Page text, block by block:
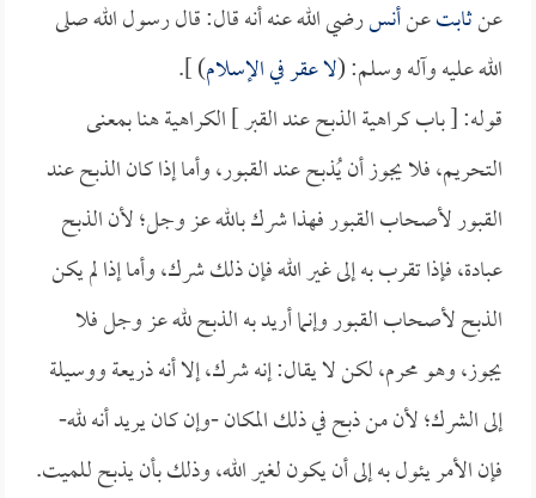
عنثابتعنأنسرضي الله عنه أنه قال: قال رسول الله صلى
الله عليه وآله وسلم: (لا عقر في الإسلام) ].
قوله: [ باب كراهية الذبح عند القبر ] الكراهية هنا بمعنى
التحريم، فلا يجوز أن يُذبح عند القبور، وأما إذا كان الذبح عند
القبور لأصحاب القبور فهذا شرك بالله عز وجل؛ لأن الذبح
عبادة، فإذا تقرب به إلى غير الله فإن ذلك شرك، وأما إذا لم يكن
الذبح لأصحاب القبور وإنما أريد به الذبح لله عز وجل فلا
يجوز، وهو محرم، لكن لا يقال: إنه شرك، إلا أنه ذريعة ووسيلة
إلى الشرك؛ لأن من ذبح في ذلك المكان -وإن كان يريد أنه لله-
فإن الأمر يئول به إلى أن يكون لغير الله، وذلك بأن يذبح للميت.